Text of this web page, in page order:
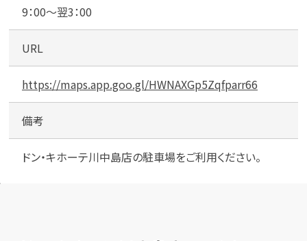
9：00～翌3：00
URL
https://maps.app.goo.gl/HWNAXGp5Zqfparr66
備考
ドン・キホーテ川中島店の駐車場をご利用ください。